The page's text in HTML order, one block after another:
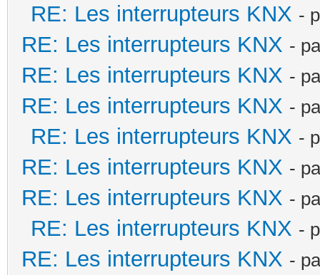
RE: Les interrupteurs KNX -
RE: Les interrupteurs KNX -
RE: Les interrupteurs KNX -
RE: Les interrupteurs KNX -
RE: Les interrupteurs KNX -
RE: Les interrupteurs KNX -
RE: Les interrupteurs KNX -
RE: Les interrupteurs KNX -
RE: Les interrupteurs KNX -